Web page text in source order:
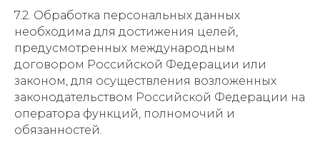
7.2. Обработка персональных данных
необходима для достижения целей,
предусмотренных международным
договором Российской Федерации или
законом, для осуществления возложенных
законодательством Российской Федерации на
оператора функций, полномочий и
обязанностей.